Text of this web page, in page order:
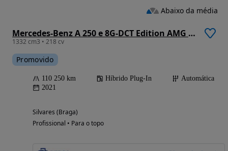
Mercedes-Benz A 250 e 8G-DCT Edition AMG Line
1332 cm3 • 218 cv
Promovido
110 250 km Híbrido Plug-In
Automática
2021
Silvares (Braga)
Profissional • Para o topo
Abaixo da média